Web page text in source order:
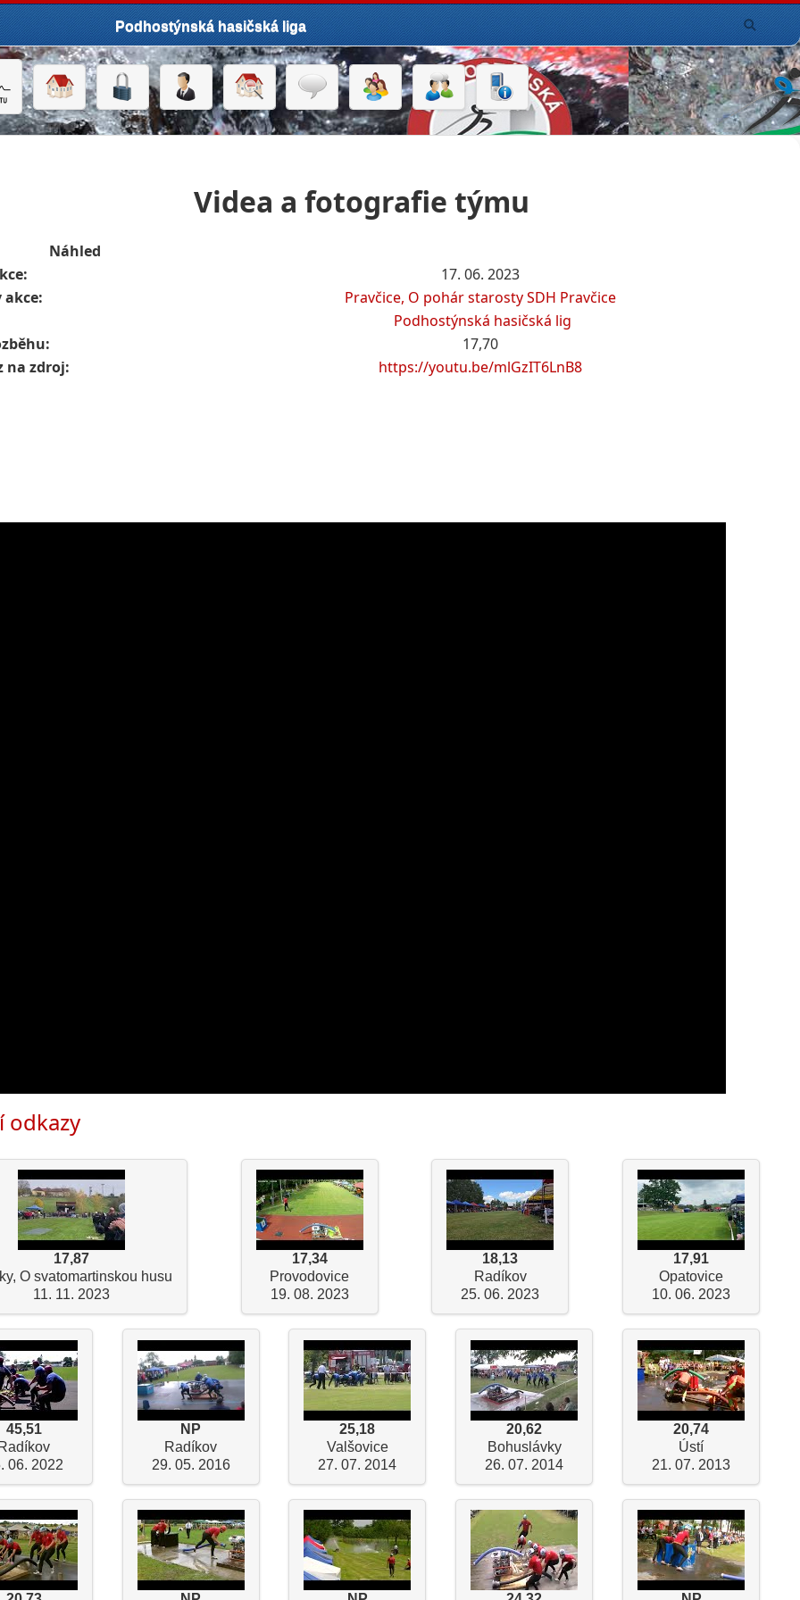
Podhostýnská hasičská liga
Videa a fotografie týmu
Náhled
17. 06. 2023
akce:
Pravčice, O pohár starosty SDH Pravčice
Podhostýnská hasičská lig
17,70
na zdroj:
https://youtu.be/mlGzIT6LnB8
odkazy
17,87
O svatomartinskou husu
11. 11. 2023
17,34
Provodovice
19. 08. 2023
18,13
Radíkov
25. 06. 2023
17,91
Opatovice
10. 06. 2023
45,51
06. 2022
NP
Radíkov
29. 05. 2016
25,18
Valšovice
27. 07. 2014
20,62
Bohuslávky
26. 07. 2014
20,74
Ústí
21. 07. 2013